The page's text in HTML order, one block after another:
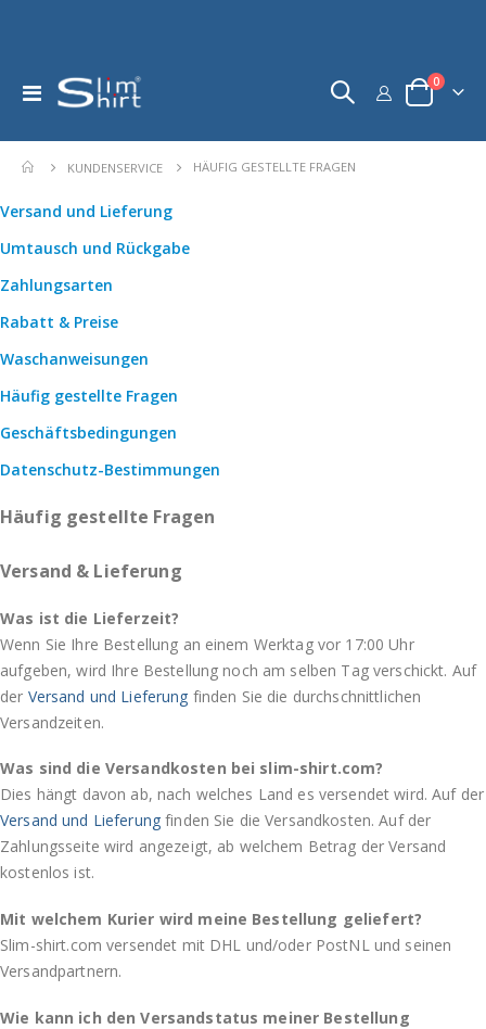
Navigation
umschalten
Warenkorb
0Artikel
KUNDENSERVICE HÄUFIG GESTELLTE FRAGEN
Versand und Lieferung
Umtausch und Rückgabe
Zahlungsarten
Rabatt & Preise
Waschanweisungen
Häufig gestellte Fragen
Geschäftsbedingungen
Datenschutz-Bestimmungen
Häufig gestellte Fragen
Versand & Lieferung
Was ist die Lieferzeit?
Wenn Sie Ihre Bestellung an einem Werktag vor 17:00 Uhr
aufgeben, wird Ihre Bestellung noch am selben Tag verschickt. Auf
der Versand und Lieferung finden Sie die durchschnittlichen
Versandzeiten.
Was sind die Versandkosten bei slim-shirt.com?
Dies hängt davon ab, nach welches Land es versendet wird. Auf der
Versand und Lieferung finden Sie die Versandkosten. Auf der
Zahlungsseite wird angezeigt, ab welchem Betrag der Versand
kostenlos ist.
Mit welchem Kurier wird meine Bestellung geliefert?
Slim-shirt.com versendet mit DHL und/oder PostNL und seinen
Versandpartnern.
Wie kann ich den Versandstatus meiner Bestellung